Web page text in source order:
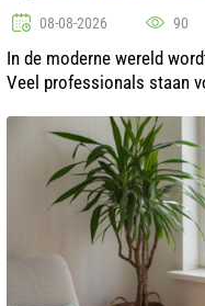
08-08-2026 90
In de moderne wereld
Veel professionals staan
verhoogt niet all...